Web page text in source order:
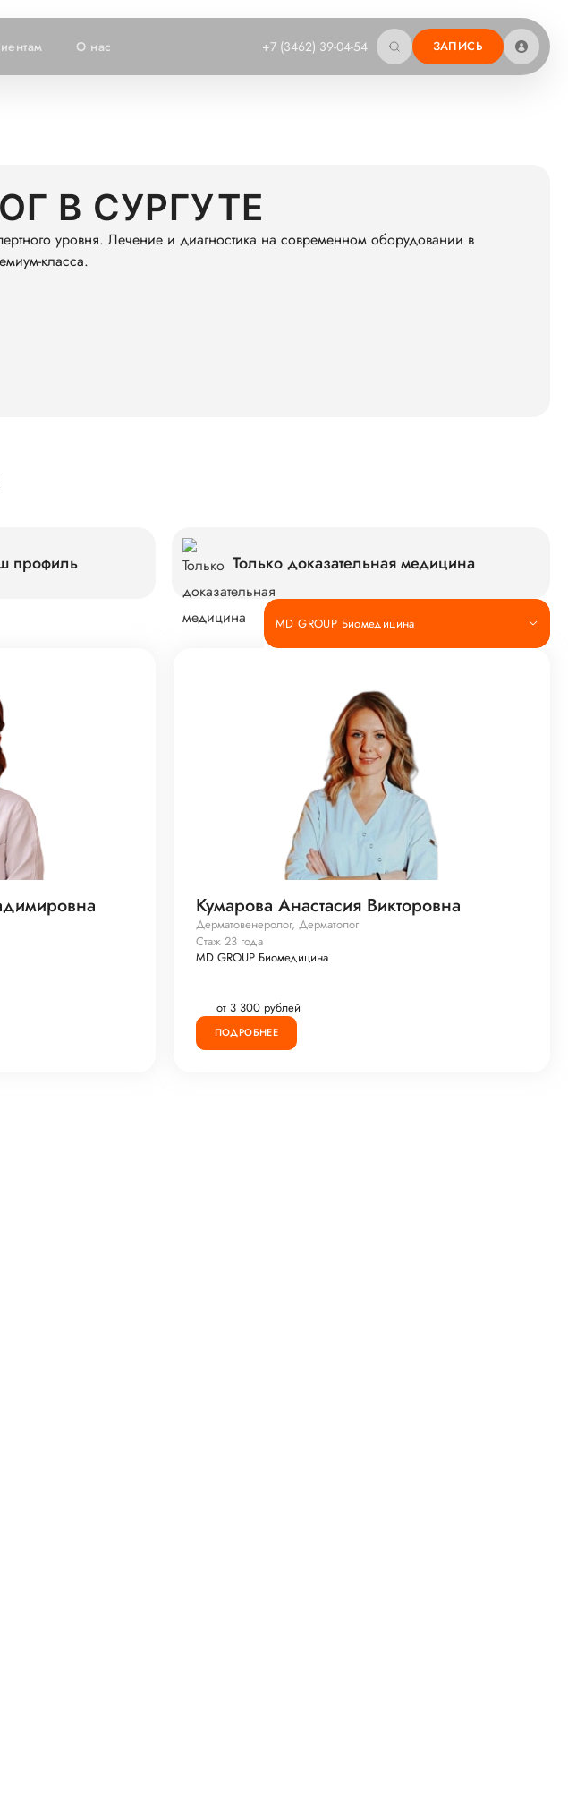
О нас +7 (3462) 39-04-54 ЗАПИСЬ
В СУРГУТЕ
уровня. Лечение и диагностика на современном оборудовании в
класса.
профиль Только доказательная медицина
MD GROUP Биомедицина
Кумарова Анастасия Викторовна
Дерматовенеролог, Дерматолог
Стаж 23 года
MD GROUP Биомедицина
от 3 300 рублей
ПОДРОБНЕЕ